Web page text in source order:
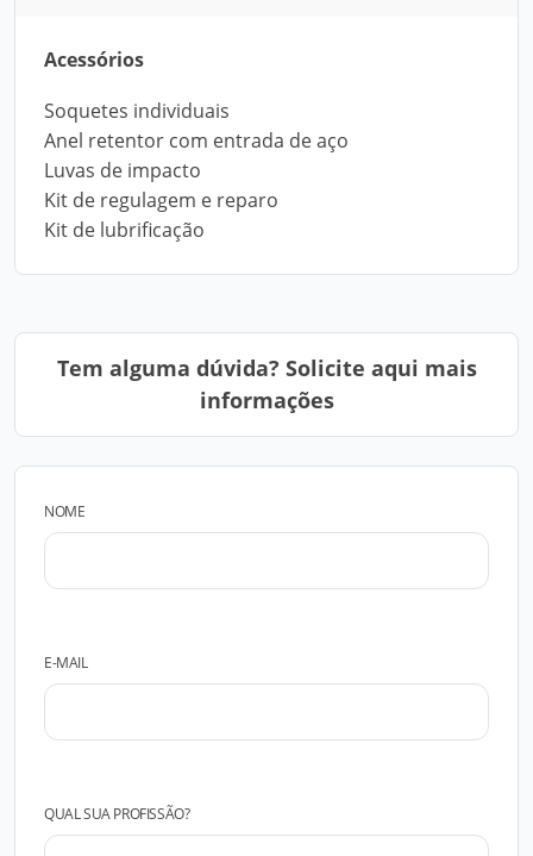
Acessórios
Soquetes individuais
Anel retentor com entrada de aço
Luvas de impacto
Kit de regulagem e reparo
Kit de lubrificação
Tem alguma dúvida? Solicite aqui mais
informações
NOME
E-MAIL
QUAL SUA PROFISSÃO?